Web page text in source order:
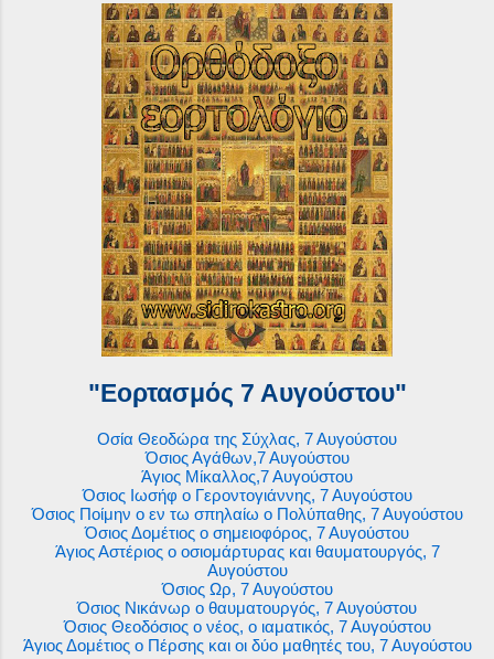
"Εορτασμός 7 Αυγούστου"
Οσία Θεοδώρα της Σύχλας, 7 Αυγούστου
Όσιος Αγάθων,7 Αυγούστου
Άγιος Μίκαλλος,7 Αυγούστου
Όσιος Ιωσήφ ο Γεροντογιάννης, 7 Αυγούστου
Όσιος Ποίμην ο εν τω σπηλαίω ο Πολύπαθης, 7 Αυγούστου
Όσιος Δομέτιος ο σημειοφόρος, 7 Αυγούστου
Άγιος Αστέριος ο οσιομάρτυρας και θαυματουργός, 7
Αυγούστου
Όσιος Ωρ, 7 Αυγούστου
Όσιος Νικάνωρ ο θαυματουργός, 7 Αυγούστου
Όσιος Θεοδόσιος ο νέος, ο ιαματικός, 7 Αυγούστου
Άγιος Δομέτιος ο Πέρσης και οι δύο μαθητές του, 7 Αυγούστου